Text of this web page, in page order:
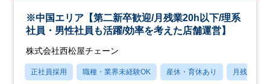
※中国エリア【第二新卒歓迎/月残業20h以下/理系
社員・男性社員も活躍/効率を考えた店舗運営】
株式会社西松屋チェーン
正社員採用 職種・業界未経験OK 産休・育休あり 月残業20